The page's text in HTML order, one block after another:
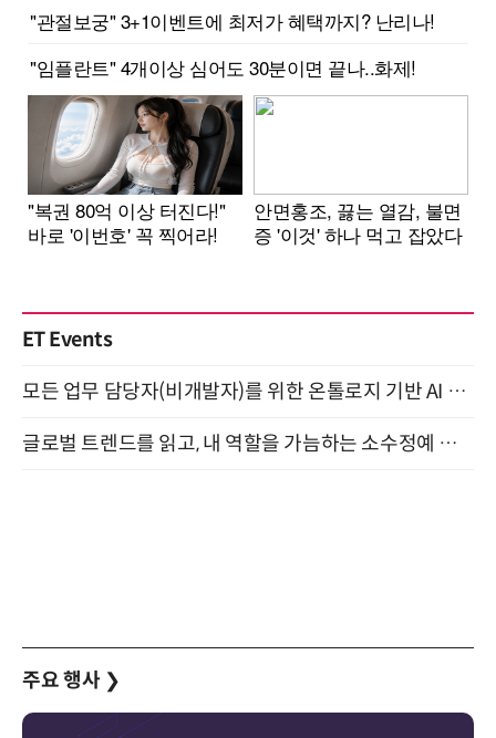
ET Events
모든 업무 담당자(비개발자)를 위한 온톨로지 기반 AI 지식체계 설계 1-day 워크숍 8월 20일 개최
글로벌 트렌드를 읽고, 내 역할을 가늠하는 소수정예 실습 워크숍 (8/28)
주요 행사 ❯